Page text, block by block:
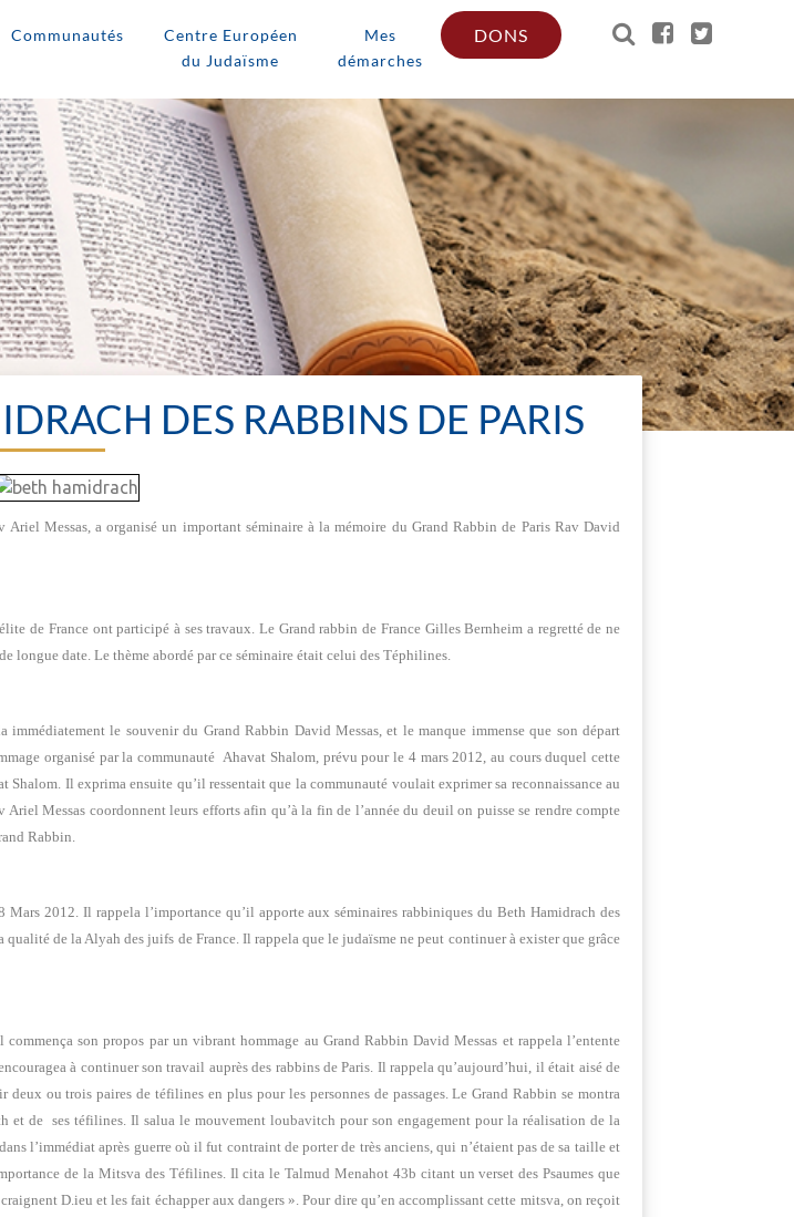
Communautés
Centre Européen
du Judaïsme
Mes
démarches
DONS
DES RABBINS DE PARIS
Messas, a organisé un important séminaire à la mémoire du Grand Rabbin de Paris Rav David
de France ont participé à ses travaux. Le Grand rabbin de France Gilles Bernheim a regretté de ne
longue date. Le thème abordé par ce séminaire était celui des Téphilines.
le souvenir du Grand Rabbin David Messas, et le manque immense que son départ
organisé par la communauté Ahavat Shalom, prévu pour le 4 mars 2012, au cours duquel cette
Il exprima ensuite qu’il ressentait que la communauté voulait exprimer sa reconnaissance au
Messas coordonnent leurs efforts afin qu’à la fin de l’année du deuil on puisse se rendre compte
Rabbin.
Mars 2012. Il rappela l’importance qu’il apporte aux séminaires rabbiniques du Beth Hamidrach des
de la Alyah des juifs de France. Il rappela que le judaïsme ne peut continuer à exister que grâce
son propos par un vibrant hommage au Grand Rabbin David Messas et rappela l’entente
à continuer son travail auprès des rabbins de Paris. Il rappela qu’aujourd’hui, il était aisé de
ou trois paires de téfilines en plus pour les personnes de passages. Le Grand Rabbin se montra
et de ses téfilines. Il salua le mouvement loubavitch pour son engagement pour la réalisation de la
l’immédiat après guerre où il fut contraint de porter de très anciens, qui n’étaient pas de sa taille et
de la Mitsva des Téfilines. Il cita le Talmud Menahot 43b citant un verset des Psaumes que
D.ieu et les fait échapper aux dangers ». Pour dire qu’en accomplissant cette mitsva, on reçoit